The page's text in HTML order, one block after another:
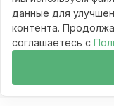
свое согласие
Частичное или
ресурса,
администрации
данные для
контента.
соглашаетесь с